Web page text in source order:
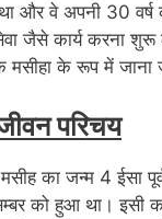
था और वे अपनी 30 वर्ष
जैसे कार्य करना शुरू
मसीहा के रूप में जाना
परिचय
का जन्म 4 ईसा
को हुआ था। इसी